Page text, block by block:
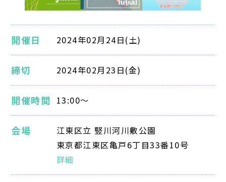
開催日 2024年02月24日(土)
締切 2024年02月23日(金)
開催時間 13:00～
会場
江東区立 竪川河川敷公園
東京都江東区⻲⼾6丁⽬33番10号
詳細